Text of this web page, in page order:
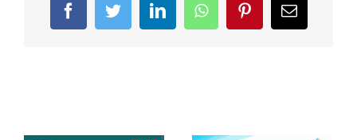
FacebookTwitterLinkedInWhatsAppPinterestEmail